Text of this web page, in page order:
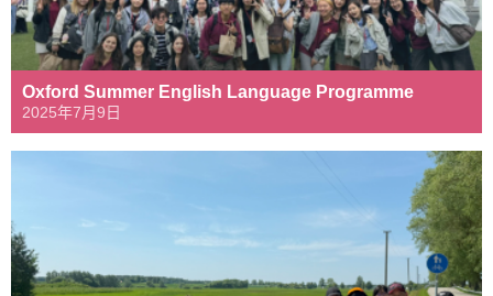
Oxford Summer English Language Programme
2025年7月9日